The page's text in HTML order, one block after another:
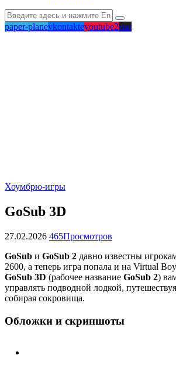
paper-planevkontakteyoutube2star
Хоумбрю-игры
GoSub 3D
27.02.2026 465Просмотров
GoSub и GoSub 2 давно известны
2600, а теперь игра попала и на Virtual
GoSub 3D (рабочее название GoSub 2)
управлять подводной лодкой,
собирая сокровища.
Обложки и скриншоты